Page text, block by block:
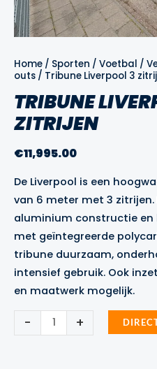
Home / Sporten / Voetbal /
outs / Tribune Liverpool 3
TRIBUNE
ZITRIJEN
€11,995.00
De Liverpool is een
van 6 meter met 3
aluminium constructie en
met geïntegreerde
tribune duurzaam,
intensief gebruik. Ook
en maatwerk mogelijk.
-
Tribune
Liverpool
+